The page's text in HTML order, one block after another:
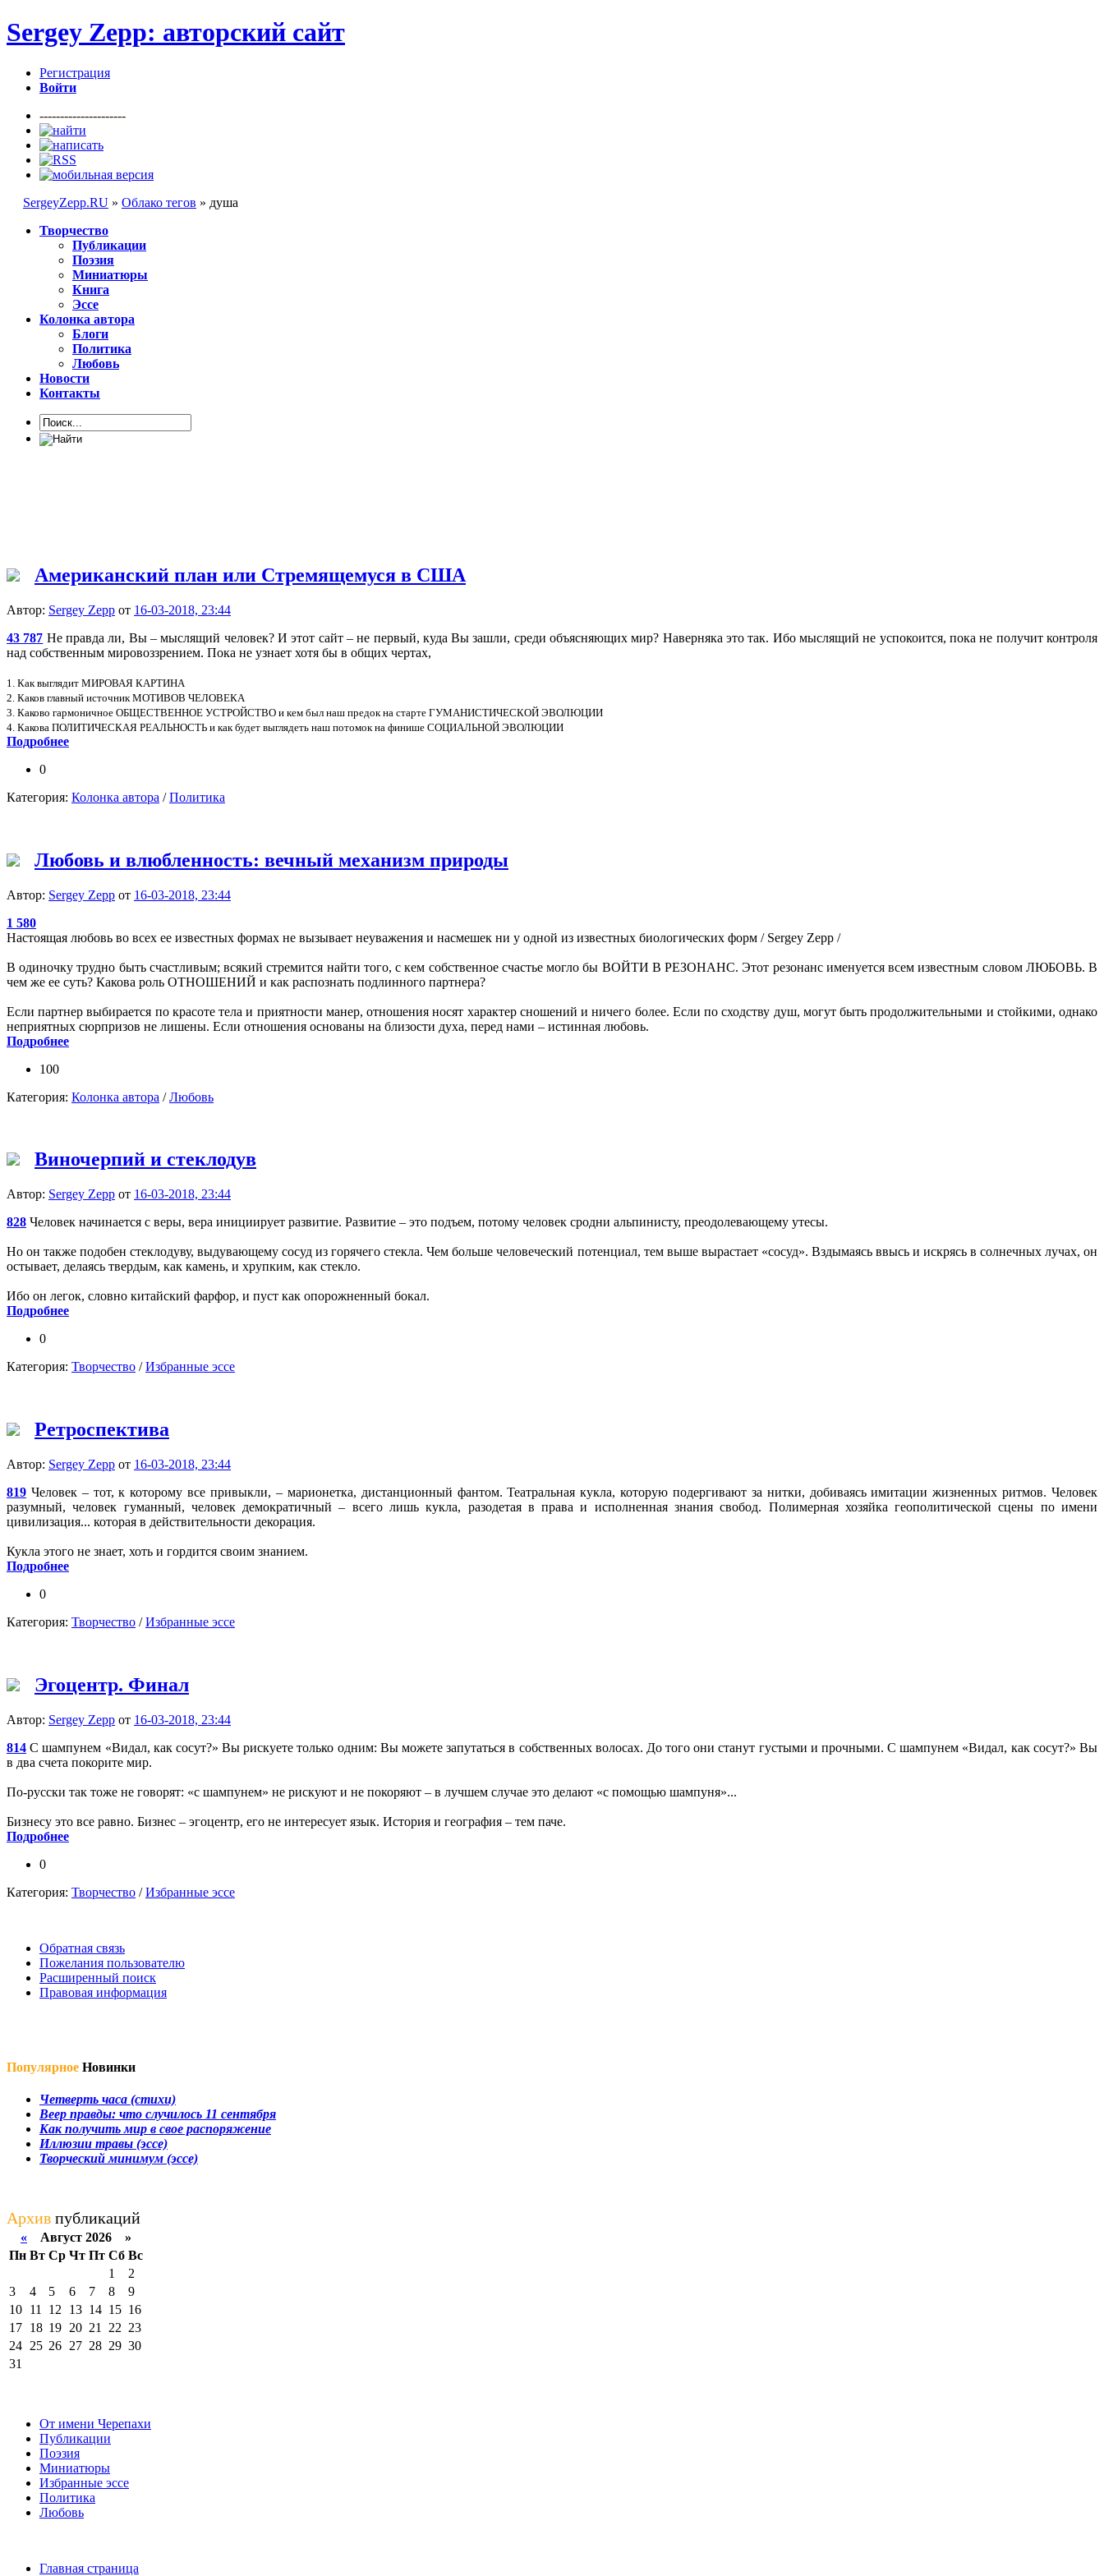
Sergey Zepp: авторский сайт
Регистрация
Войти
---------------------
SergeyZepp.RU » Облако тегов » душа
Творчество
Публикации
Поэзия
Миниатюры
Книга
Эссе
Колонка автора
Блоги
Политика
Любовь
Новости
Контакты
Американский план или Стремящемуся в США
Автор: Sergey Zepp от 16-03-2018, 23:44
43 787 Не правда ли, Вы – мыслящий человек? И этот сайт – не первый, куда Вы зашли, среди объясняющих мир? Наверняка это так. Ибо мыслящий не успокоится, пока не получит контроля
над собственным мировоззрением. Пока не узнает хотя бы в общих чертах,
1. Как выглядит МИРОВАЯ КАРТИНА
2. Каков главный источник МОТИВОВ ЧЕЛОВЕКА
3. Каково гармоничное ОБЩЕСТВЕННОЕ УСТРОЙСТВО и кем был наш предок на старте ГУМАНИСТИЧЕСКОЙ ЭВОЛЮЦИИ
4. Какова ПОЛИТИЧЕСКАЯ РЕАЛЬНОСТЬ и как будет выглядеть наш потомок на финише СОЦИАЛЬНОЙ ЭВОЛЮЦИИ
Подробнее
0
Категория: Колонка автора /Политика
Любовь и влюбленность: вечный механизм природы
Автор: Sergey Zepp от 16-03-2018, 23:44
1 580
Настоящая любовь во всех ее известных формах не вызывает неуважения и насмешек ни у одной из известных биологических форм / Sergey Zepp /
В одиночку трудно быть счастливым; всякий стремится найти того, с кем собственное счастье могло бы ВОЙТИ В РЕЗОНАНС. Этот резонанс именуется всем известным словом ЛЮБОВЬ. В
чем же ее суть? Какова роль ОТНОШЕНИЙ и как распознать подлинного партнера?
Если партнер выбирается по красоте тела и приятности манер, отношения носят характер сношений и ничего более. Если по сходству душ, могут быть продолжительными и стойкими, однако
неприятных сюрпризов не лишены. Если отношения основаны на близости духа, перед нами – истинная любовь.
Подробнее
100
Категория: Колонка автора /Любовь
Виночерпий и стеклодув
Автор: Sergey Zepp от 16-03-2018, 23:44
828 Человек начинается с веры, вера инициирует развитие. Развитие – это подъем, потому человек сродни альпинисту, преодолевающему утесы.
Но он также подобен стеклодуву, выдувающему сосуд из горячего стекла. Чем больше человеческий потенциал, тем выше вырастает «сосуд». Вздымаясь ввысь и искрясь в солнечных лучах, он
остывает, делаясь твердым, как камень, и хрупким, как стекло.
Ибо он легок, словно китайский фарфор, и пуст как опорожненный бокал.
Подробнее
0
Категория: Творчество /Избранные эссе
Ретроспектива
Автор: Sergey Zepp от 16-03-2018, 23:44
819 Человек – тот, к которому все привыкли, – марионетка, дистанционный фантом. Театральная кукла, которую подергивают за нитки, добиваясь имитации жизненных ритмов. Человек
разумный, человек гуманный, человек демократичный – всего лишь кукла, разодетая в права и исполненная знания свобод. Полимерная хозяйка геополитической сцены по имени
цивилизация... которая в действительности декорация.
Кукла этого не знает, хоть и гордится своим знанием.
Подробнее
0
Категория: Творчество /Избранные эссе
Эгоцентр. Финал
Автор: Sergey Zepp от 16-03-2018, 23:44
814 С шампунем «Видал, как сосут?» Вы рискуете только одним: Вы можете запутаться в собственных волосах. До того они станут густыми и прочными. С шампунем «Видал, как сосут?» Вы
в два счета покорите мир.
По-русски так тоже не говорят: «с шампунем» не рискуют и не покоряют – в лучшем случае это делают «с помощью шампуня»...
Бизнесу это все равно. Бизнес – эгоцентр, его не интересует язык. История и география – тем паче.
Подробнее
0
Категория: Творчество /Избранные эссе
Обратная связь
Пожелания пользователю
Расширенный поиск
Правовая информация
Популярное Новинки
Четверть часа (стихи)
Веер правды: что случилось 11 сентября
Как получить мир в свое распоряжение
Иллюзии травы (эссе)
Творческий минимум (эссе)
Архив публикаций
« Август 2026 »
Пн Вт Ср Чт Пт Сб Вс
1
2
3
4 5 6 7 8
9
10 11 12 13 14 15 16
17 18 19 20 21 22 23
24 25 26 27 28 29 30
31
От имени Черепахи
Публикации
Поэзия
Миниатюры
Избранные эссе
Политика
Любовь
Главная страница